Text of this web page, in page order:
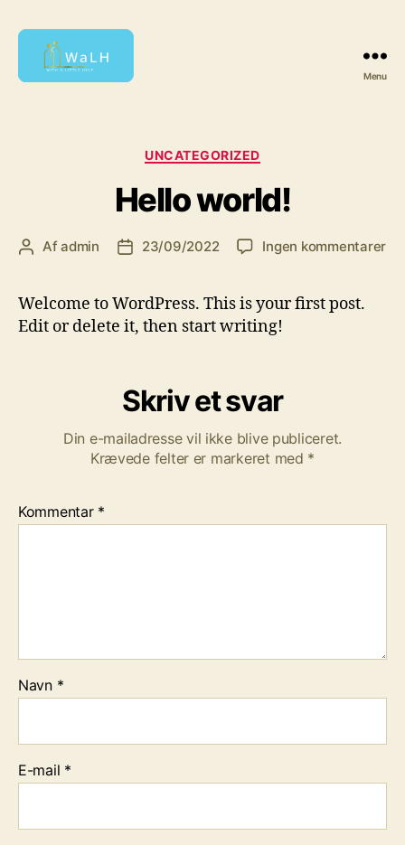
Menu
Kategorier
UNCATEGORIZED
Hello world!
Indlægsforfatter
Afadmin Indlægsdato
23/09/2022 Ingen kommentarertil
Welcome to WordPress. This is your first post.
Edit or delete it, then start writing!
Skriv et svar
Din e-mailadresse vil ikke blive publiceret.
Krævede felter er markeret med *
Kommentar *
Navn *
E-mail *